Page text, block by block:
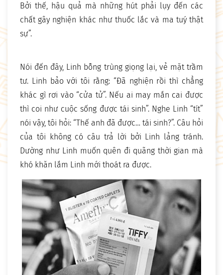
Bởi thế, hậu quả mà những hút phải lụy đến các
chất gây nghiện khác như thuốc lắc và ma tuý thật
sự”.
Nói đến đây, Linh bỗng trùng giọng lại, vẻ mặt trầm
tư. Linh bảo với tôi rằng: “Đã nghiện rồi thì chẳng
khác gì rơi vào “cửa tử”. Nếu ai may mắn cai được
thì coi như cuộc sống được tái sinh”. Nghe Linh “tít”
nói vậy, tôi hỏi: “Thế anh đã được… tái sinh?”. Câu hỏi
của tôi không có câu trả lời bởi Linh lảng tránh.
Dường như Linh muốn quên đi quãng thời gian mà
khó khăn lắm Linh mới thoát ra được.